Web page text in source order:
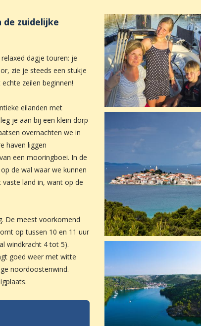
zuidelijke
dagje touren: je
zie je steeds een stukje
zeilen beginnen!
eilanden met
je aan bij een klein dorp
overnachten we in
haven liggen
een mooringboei. In de
de wal waar we kunnen
land in, want op de
De meest voorkomend
op tussen 10 en 11 uur
windkracht 4 tot 5).
goed weer met witte
noordoostenwind.